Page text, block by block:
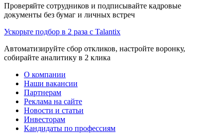
Проверяйте сотрудников и подписывайте кадровые
документы без бумаг и личных встреч
Ускорьте подбор в 2 раза с Talantix
Автоматизируйте сбор откликов, настройте воронку,
собирайте аналитику в 2 клика
О компании
Наши вакансии
Партнерам
Реклама на сайте
Новости и статьи
Инвесторам
Кандидаты по профессиям